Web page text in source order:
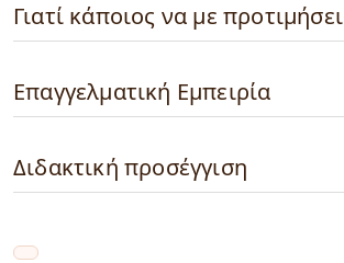
Γιατί κάποιος να με προτιμήσει
Επαγγελματική Εμπειρία
Διδακτική προσέγγιση